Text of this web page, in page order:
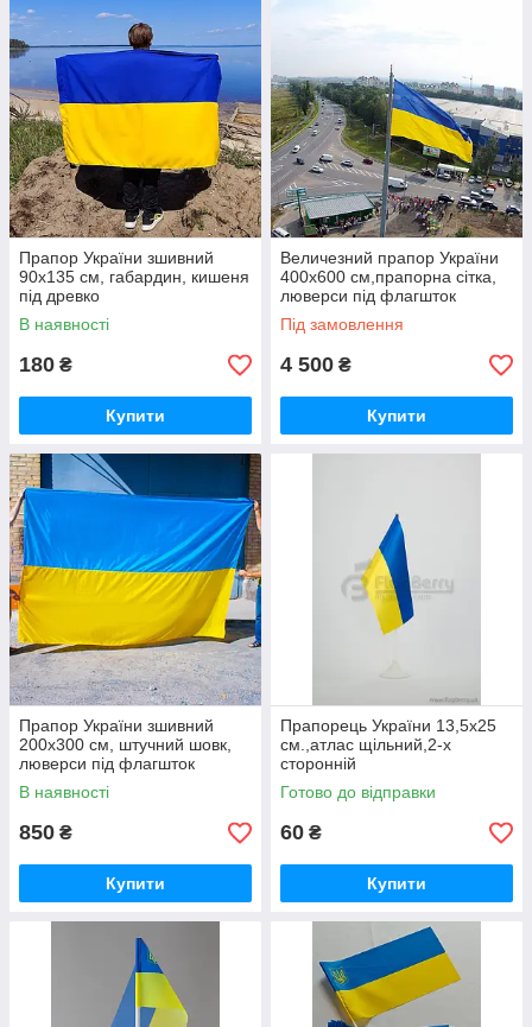
Прапор України зшивний
90х135 см, габардин, кишеня
під древко
В наявності
180 ₴
Купити
Величезний прапор України
400х600 см,прапорна сітка,
люверси під флагшток
Під замовлення
4 500 ₴
Купити
Прапор України зшивний
200х300 см, штучний шовк,
люверси під флагшток
В наявності
850 ₴
Купити
Прапорець України 13,5х25
см.,атлас щільний,2-х
сторонній
Готово до відправки
60 ₴
Купити